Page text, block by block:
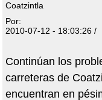
Coatzintla
Por:
2010-07-12 - 18:03:26 /
Continúan los
carreteras de
encuentran en